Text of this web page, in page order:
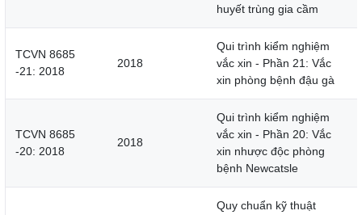
huyết trùng gia cầm
TCVN 8685
-21: 2018
2018
Qui trình kiểm nghiệm
vắc xin - Phần 21: Vắc
xin phòng bệnh đậu gà
TCVN 8685
-20: 2018
2018
Qui trình kiểm nghiệm
vắc xin - Phần 20: Vắc
xin nhược độc phòng
bệnh Newcatsle
Quy chuẩn kỹ thuật